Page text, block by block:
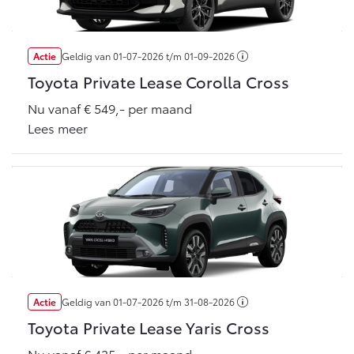
bZ4X
BATTERIJ-ELEKTRISCH
bZ4X Touring
BATTERIJ-ELEKTRISCH
Vanaf € 48.995,-
WATERSTOF-ELEKTRISCH
Proace City (excl. BTW)
OOK ALS BATTERIJ-
ELEKTRISCH
Connected check
Navigatie updates
Actie Geldig van01-07-2026t/m 01-09-2026
Toyota Private Lease Corolla Cross
Nu vanaf € 549,- per maand
Lees meer
Actie Geldig van01-07-2026t/m 31-08-2026
Toyota Private Lease Yaris Cross